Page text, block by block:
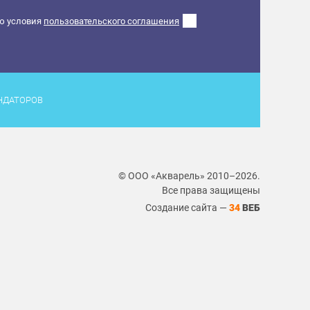
условия пользовательского соглашения
© ООО «Акварель» 2010–2026.
Все права защищены
Создание сайта — 34ВЕБ